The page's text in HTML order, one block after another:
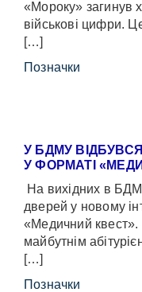
«Мороку» загинув
військові цифри.
[…]
Позначки
У БДМУ
У ФОРМАТІ
На вихідних в
дверей у новому
«Медичний
майбутнім
[…]
Позначки